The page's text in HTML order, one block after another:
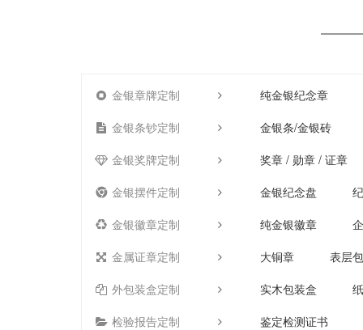
金银章牌定制
纯金银纪念章
金银条钞定制
金银条/金银砖
金银奖牌定制
奖章 / 勋章 / 证章
金银摆件定制
金银纪念盘
金银徽章定制
纯金银徽章
金属证章定制
大铜章
表层
外包装盒定制
实木包装盒
检验报告定制
鉴定检测证书